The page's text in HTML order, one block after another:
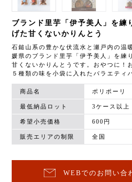
ブランド里芋「伊予美人」を練
げた甘くないかりんとう
石鎚山系の豊かな伏流水と瀬戸内の温
媛県のブランド里芋「伊予美人」を練
甘くないかりんとうです。おやつに！
５種類の味を小袋に入れたバラエティ
商品名 ポリポーリ
最低納品ロット 3ケース以上
希望小売価格 600円
販売エリアの制限 全国
WEBでのお問い合